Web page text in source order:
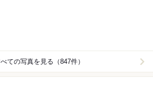
ての写真を見る（847件）